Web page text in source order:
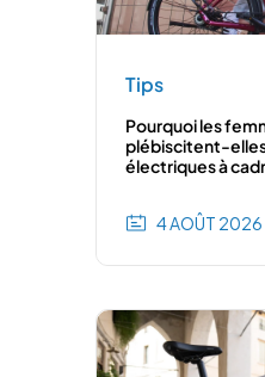
Tips
Pourquoi les
plébiscitent-
électriques à
4 AOÛT 2026